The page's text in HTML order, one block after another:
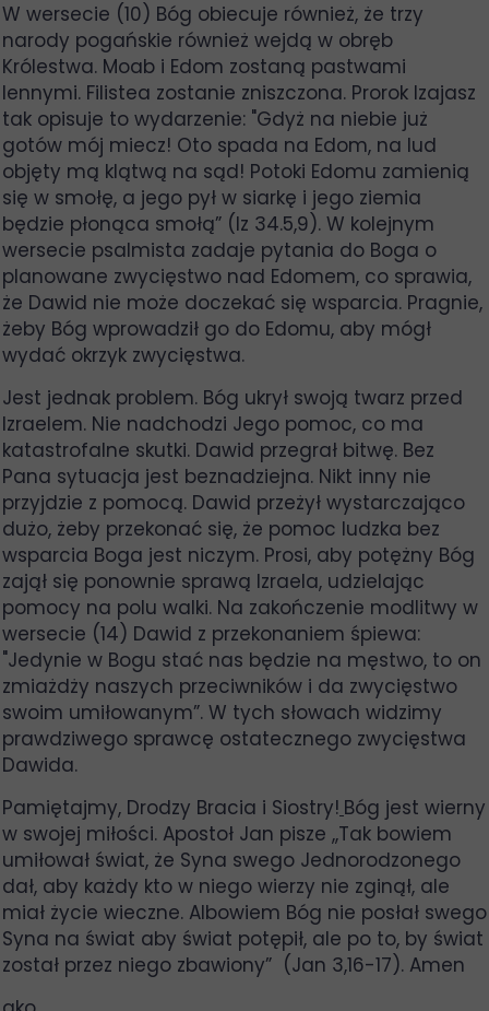
W wersecie (10) Bóg obiecuje również, że trzy
narody pogańskie również wejdą w obręb
Królestwa. Moab i Edom zostaną pastwami
lennymi. Filistea zostanie zniszczona. Prorok Izajasz
tak opisuje to wydarzenie: "Gdyż na niebie już
gotów mój miecz! Oto spada na Edom, na lud
objęty mą klątwą na sąd! Potoki Edomu zamienią
się w smołę, a jego pył w siarkę i jego ziemia
będzie płonąca smołą” (Iz 34.5,9). W kolejnym
wersecie psalmista zadaje pytania do Boga o
planowane zwycięstwo nad Edomem, co sprawia,
że Dawid nie może doczekać się wsparcia. Pragnie,
żeby Bóg wprowadził go do Edomu, aby mógł
wydać okrzyk zwycięstwa.
Jest jednak problem. Bóg ukrył swoją twarz przed
Izraelem. Nie nadchodzi Jego pomoc, co ma
katastrofalne skutki. Dawid przegrał bitwę. Bez
Pana sytuacja jest beznadziejna. Nikt inny nie
przyjdzie z pomocą. Dawid przeżył wystarczająco
dużo, żeby przekonać się, że pomoc ludzka bez
wsparcia Boga jest niczym. Prosi, aby potężny Bóg
zajął się ponownie sprawą Izraela, udzielając
pomocy na polu walki. Na zakończenie modlitwy w
wersecie (14) Dawid z przekonaniem śpiewa:
"Jedynie w Bogu stać nas będzie na męstwo, to on
zmiażdży naszych przeciwników i da zwycięstwo
swoim umiłowanym”. W tych słowach widzimy
prawdziwego sprawcę ostatecznego zwycięstwa
Dawida.
Pamiętajmy, Drodzy Bracia i Siostry! Bóg jest wierny
w swojej miłości. Apostoł Jan pisze ,,Tak bowiem
umiłował świat, że Syna swego Jednorodzonego
dał, aby każdy kto w niego wierzy nie zginął, ale
miał życie wieczne. Albowiem Bóg nie posłał swego
Syna na świat aby świat potępił, ale po to, by świat
został przez niego zbawiony” (Jan 3,16-17). Amen